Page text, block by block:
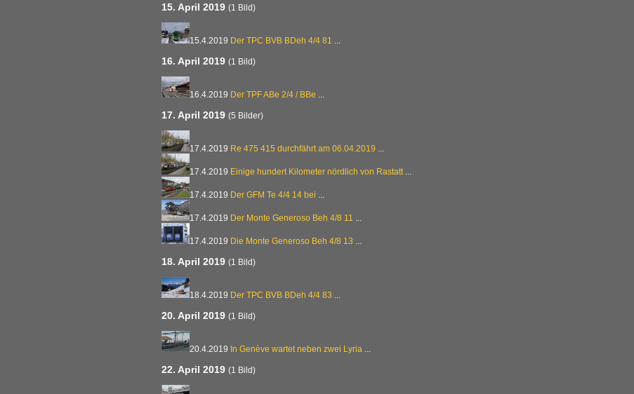
15. April 2019 (1 Bild)
15.4.2019 Der TPC BVB BDeh 4/4 81
16. April 2019 (1 Bild)
16.4.2019 Der TPF ABe 2/4 / BBe ...
17. April 2019 (5 Bilder)
17.4.2019 Re 475 415 durchfährt am 06.04.2019 ...
17.4.2019 Einige hundert Kilometer nördlich von Rastatt...
17.4.2019 Der GFM Te 4/4 14 bei ...
17.4.2019 Der Monte Generoso Beh 4/8 11 ...
17.4.2019 Die Monte Generoso Beh 4/8 13 ...
18. April 2019 (1 Bild)
18.4.2019 Der TPC BVB BDeh 4/4 83 ...
20. April 2019 (1 Bild)
20.4.2019 In Genève wartet neben zwei Lyria ...
22. April 2019 (1 Bild)